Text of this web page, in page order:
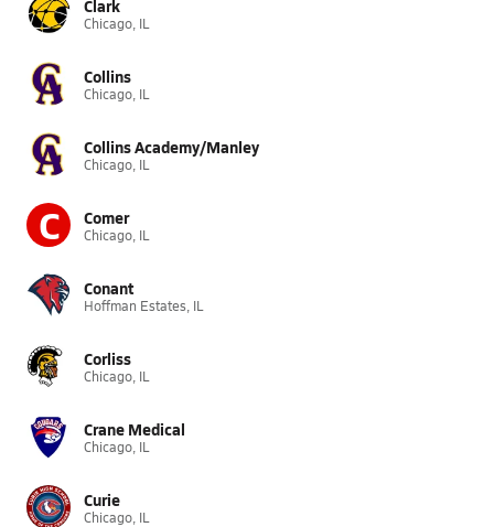
Clark
Chicago, IL
Collins
Chicago, IL
Collins Academy/Manley
Chicago, IL
C Comer
Chicago, IL
Conant
Hoffman Estates, IL
Corliss
Chicago, IL
Crane Medical
Chicago, IL
Curie
Chicago, IL